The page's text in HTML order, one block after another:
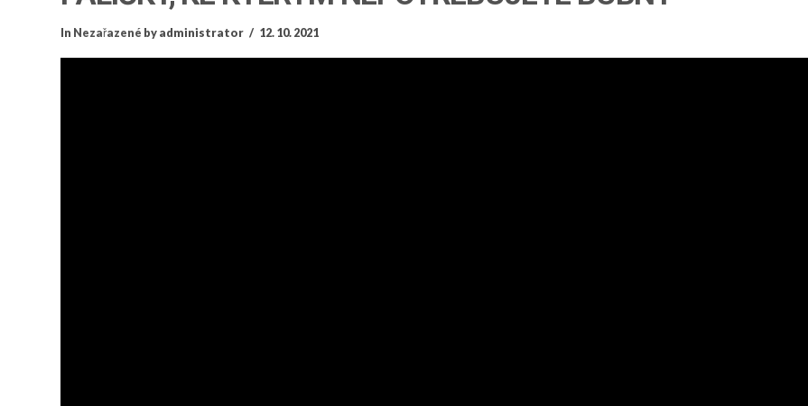
In Nezařazené by administrator 12. 10. 2021